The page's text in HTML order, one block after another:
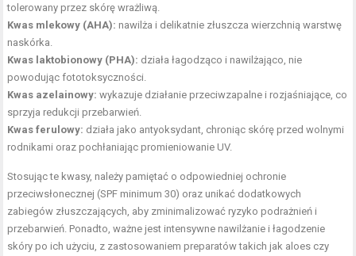
tolerowany przez skórę wrażliwą.
Kwas mlekowy (AHA): nawilża i delikatnie złuszcza wierzchnią warstwę
naskórka.
Kwas laktobionowy (PHA): działa łagodząco i nawilżająco, nie
powodując fototoksyczności.
Kwas azelainowy: wykazuje działanie przeciwzapalne i rozjaśniające, co
sprzyja redukcji przebarwień.
Kwas ferulowy: działa jako antyoksydant, chroniąc skórę przed wolnymi
rodnikami oraz pochłaniając promieniowanie UV.
Stosując te kwasy, należy pamiętać o odpowiedniej ochronie
przeciwsłonecznej (SPF minimum 30) oraz unikać dodatkowych
zabiegów złuszczających, aby zminimalizować ryzyko podrażnień i
przebarwień. Ponadto, ważne jest intensywne nawilżanie i łagodzenie
skóry po ich użyciu, z zastosowaniem preparatów takich jak aloes czy